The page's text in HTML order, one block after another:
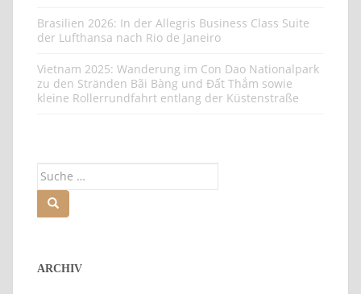
Brasilien 2026: In der Allegris Business Class Suite
der Lufthansa nach Rio de Janeiro
Vietnam 2025: Wanderung im Con Dao Nationalpark
zu den Stränden Bãi Bàng und Đất Thắm sowie
kleine Rollerrundfahrt entlang der Küstenstraße
ARCHIV